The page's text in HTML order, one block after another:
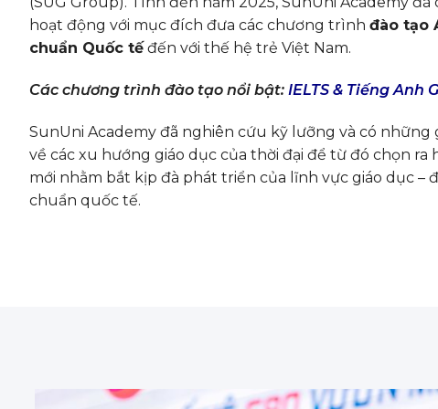
hoạt động với mục đích đưa các chương trình đào tạo
chuẩn Quốc tế đến với thế hệ trẻ Việt Nam.
Các chương trình đào tạo nổi bật: IELTS & Tiếng Anh
SunUni Academy đã nghiên cứu kỹ lưỡng và có
về các xu hướng giáo dục của thời đại để từ đó chọn ra
mới nhằm bắt kịp đà phát triển của lĩnh vực giáo dục –
chuẩn quốc tế.